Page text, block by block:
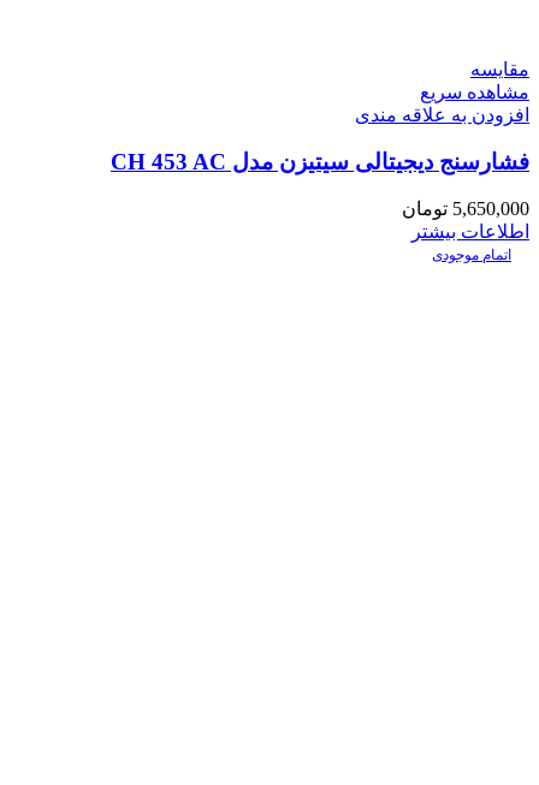
مقایسه
مشاهده سریع
افزودن به علاقه مندی
فشارسنج دیجیتالی سیتیزن مدل CH 453 AC
5,650,000 تومان
اطلاعات بیشتر
اتمام موجودی